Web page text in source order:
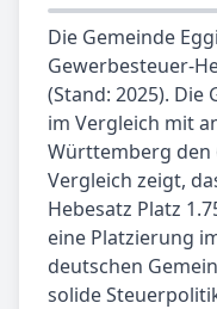
Die Gemeinde
Gewerbesteuer-
(Stand: 2025).
im Vergleich mit
Württemberg den
Vergleich zeigt,
Hebesatz Platz
eine Platzierung
deutschen
solide